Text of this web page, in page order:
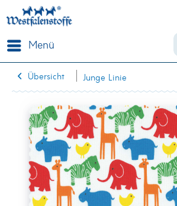
Menü
Übersicht Junge Linie